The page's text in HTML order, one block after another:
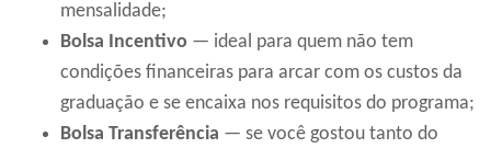
mensalidade;
Bolsa Incentivo — ideal para quem não tem
condições financeiras para arcar com os custos da
graduação e se encaixa nos requisitos do programa;
Bolsa Transferência — se você gostou tanto do